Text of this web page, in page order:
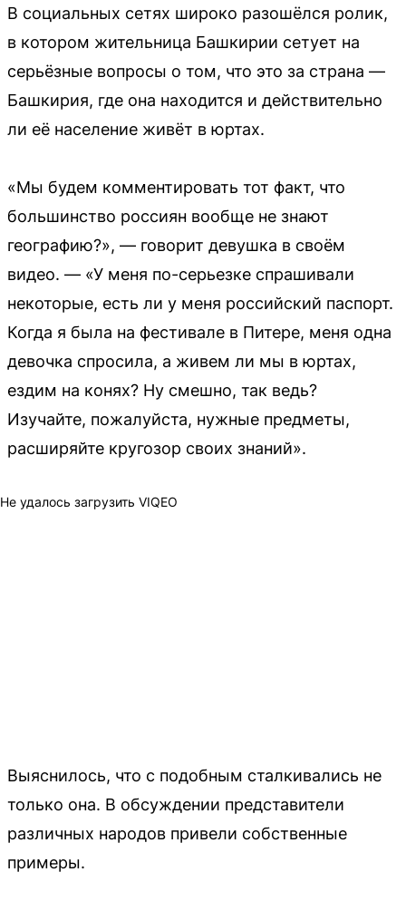
В социальных сетях широко разошёлся ролик,
в котором жительница Башкирии сетует на
серьёзные вопросы о том, что это за страна —
Башкирия, где она находится и действительно
ли её население живёт в юртах.
«Мы будем комментировать тот факт, что
большинство россиян вообще не знают
географию?», — говорит девушка в своём
видео. — «У меня по-серьезке спрашивали
некоторые, есть ли у меня российский паспорт.
Когда я была на фестивале в Питере, меня одна
девочка спросила, а живем ли мы в юртах,
ездим на конях? Ну смешно, так ведь?
Изучайте, пожалуйста, нужные предметы,
расширяйте кругозор своих знаний».
Не удалось загрузить VIQEO
Выяснилось, что с подобным сталкивались не
только она. В обсуждении представители
различных народов привели собственные
примеры.